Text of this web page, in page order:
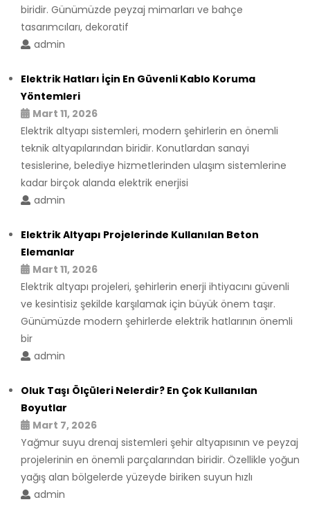
biridir. Günümüzde peyzaj mimarları ve bahçe
tasarımcıları, dekoratif
admin
Elektrik Hatları İçin En Güvenli Kablo Koruma
Yöntemleri
Mart 11, 2026
Elektrik altyapı sistemleri, modern şehirlerin en önemli
teknik altyapılarından biridir. Konutlardan sanayi
tesislerine, belediye hizmetlerinden ulaşım sistemlerine
kadar birçok alanda elektrik enerjisi
admin
Elektrik Altyapı Projelerinde Kullanılan Beton
Elemanlar
Mart 11, 2026
Elektrik altyapı projeleri, şehirlerin enerji ihtiyacını güvenli
ve kesintisiz şekilde karşılamak için büyük önem taşır.
Günümüzde modern şehirlerde elektrik hatlarının önemli
bir
admin
Oluk Taşı Ölçüleri Nelerdir? En Çok Kullanılan
Boyutlar
Mart 7, 2026
Yağmur suyu drenaj sistemleri şehir altyapısının ve peyzaj
projelerinin en önemli parçalarından biridir. Özellikle yoğun
yağış alan bölgelerde yüzeyde biriken suyun hızlı
admin